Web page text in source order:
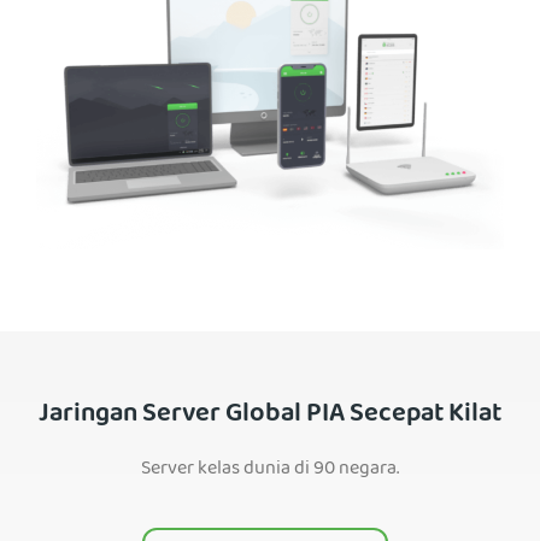
Jaringan Server Global PIA Secepat Kilat
Server kelas dunia di 90 negara.